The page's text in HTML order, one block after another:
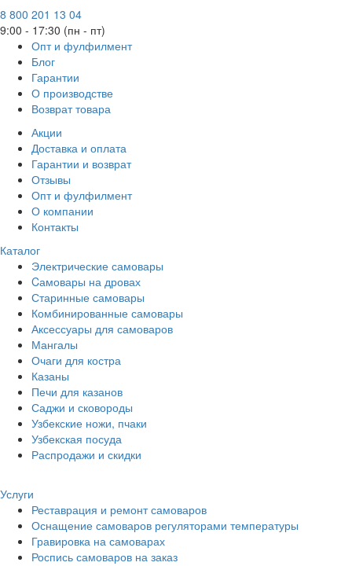
8 800 201 13 04
9:00 - 17:30 (пн - пт)
Опт и фулфилмент
Блог
Гарантии
О производстве
Возврат товара
Акции
Доставка и оплата
Гарантии и возврат
Отзывы
Опт и фулфилмент
О компании
Контакты
Каталог
Электрические самовары
Cамовары на дровах
Старинные самовары
Комбинированные самовары
Аксессуары для самоваров
Мангалы
Очаги для костра
Казаны
Печи для казанов
Саджи и сковороды
Узбекские ножи, пчаки
Узбекская посуда
Распродажи и скидки
Услуги
Реставрация и ремонт самоваров
Оснащение самоваров регуляторами температуры
Гравировка на самоварах
Роспись самоваров на заказ